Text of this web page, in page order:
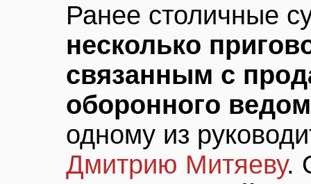
Ранее столичные
несколько
связанным с
оборонного
одному из
Дмитрию Митяеву.